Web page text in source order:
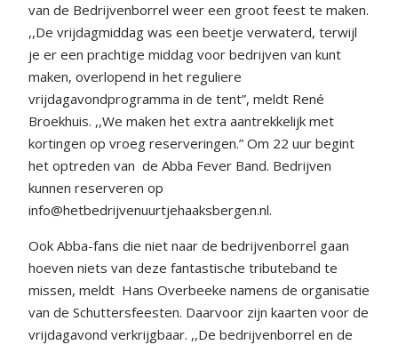
van de Bedrijvenborrel weer een groot feest te maken.
,,De vrijdagmiddag was een beetje verwaterd, terwijl
je er een prachtige middag voor bedrijven van kunt
maken, overlopend in het reguliere
vrijdagavondprogramma in de tent”, meldt René
Broekhuis. ,,We maken het extra aantrekkelijk met
kortingen op vroeg reserveringen.” Om 22 uur begint
het optreden van de Abba Fever Band. Bedrijven
kunnen reserveren op
info@hetbedrijvenuurtjehaaksbergen.nl.
Ook Abba-fans die niet naar de bedrijvenborrel gaan
hoeven niets van deze fantastische tributeband te
missen, meldt Hans Overbeeke namens de organisatie
van de Schuttersfeesten. Daarvoor zijn kaarten voor de
vrijdagavond verkrijgbaar. ,,De bedrijvenborrel en de